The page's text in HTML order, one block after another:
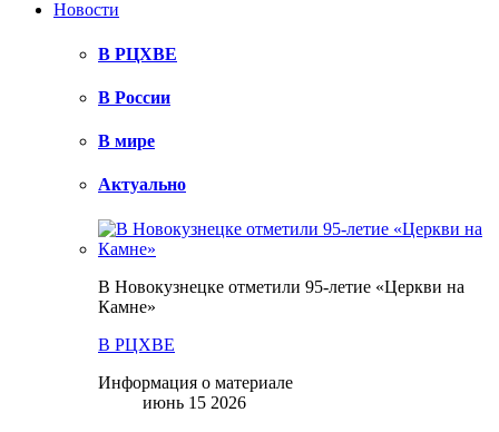
Новости
В РЦХВЕ
В России
В мире
Актуально
В Новокузнецке отметили 95-летие «Церкви на
Камне»
В РЦХВЕ
Информация о материале
июнь 15 2026